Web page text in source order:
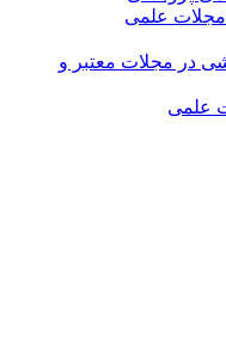
مجلات علمی
در مجلات معتبر و
علمی